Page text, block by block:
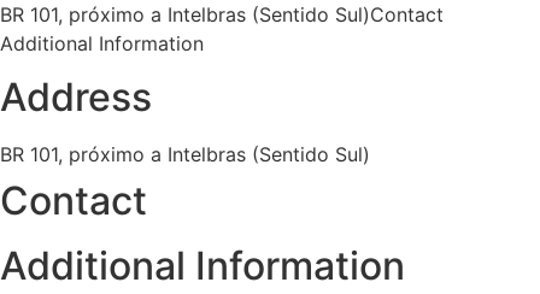
BR 101, próximo a Intelbras (Sentido Sul)Contact
Additional Information
Address
BR 101, próximo a Intelbras (Sentido Sul)
Contact
Additional Information